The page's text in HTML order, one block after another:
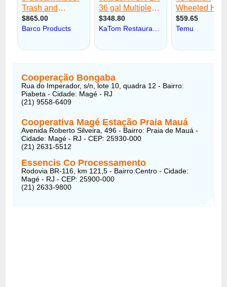
Cooperação Bongaba
Rua do Imperador, s/n, lote 10, quadra 12 - Bairro:
Piabeta - Cidade: Magé - RJ
(21) 9558-6409
Cooperativa Magé Estação Praia Mauá
Avenida Roberto Silveira, 496 - Bairro: Praia de Mauá -
Cidade: Magé - RJ - CEP: 25930-000
(21) 2631-5512
Essencis Co Processamento
Rodovia BR-116, km 121,5 - Bairro:Centro - Cidade:
Magé - RJ - CEP: 25900-000
(21) 2633-9800